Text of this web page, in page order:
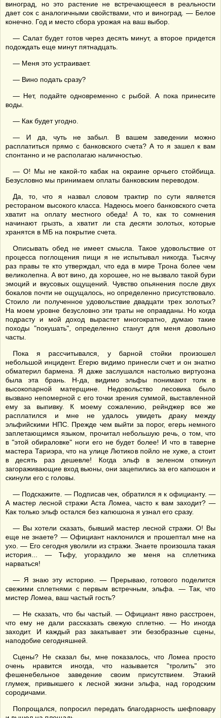
виноград, но это растение не встречающееся в реальности
дает сок с аналогичными свойствами, что и виноград. — Белое
конечно. Год и место сбора урожая на ваш выбор.
— Салат будет готов через десять минут, а второе придется
подождать еще минут пятнадцать.
— Меня это устраивает.
— Вино подать сразу?
— Нет, подайте одновременно с рыбой. А пока принесите
воды.
— Как будет угодно.
— И да, чуть не забыл. В вашем заведении можно
расплатиться прямо с банковского счета? А то я зашел к вам
спонтанно и не располагаю наличностью.
— О! Мы не какой-то кабак на окраине орчьего стойбища.
Безусловно мы принимаем оплаты банковским переводом.
Да, то, что я назвал словом трактир по сути является
рестораном высокого класса. Надеюсь моего банковского счета
хватит на оплату местного обеда! А то, как то сомнения
начинают грызть, а хватит ли ста десяти золотых, которые
хранятся в МБ на покрытие счета.
Описывать обед не имеет смысла. Такое удовольствие от
процесса поглощения пищи я не испытывал никогда. Тысячу
раз правы те кто утверждал, что еда в мире Трона более чем
великолепна. А вот вино, да хорошее, но не вызвало такой бури
эмоций и вкусовых ощущений. Чувство опьянения после двух
бокалов почти не ощущалось, но определенно присутствовало.
Стоило ли полученное удовольствие двадцати трех золотых?
На моем уровне безусловно эти траты не оправданы. Но когда
подрасту и мой доход вырастет многократно, думаю такие
походы "покушать", определенно станут для меня довольно
часты.
Пока я рассчитывался, у барной стойки произошел
небольшой инцидент. Егерю видимо принесли счет и он знатно
обматерил бармена. Я даже заслушался настолько виртуозна
была эта брань. Н-да, видимо эльфы понимают толк в
высокопарной матерщине. Недовольство лесовика было
вызвано непомерной с его точки зрения суммой, выставленной
ему за выпивку. К моему сожалению, рейнджер все же
расплатился и мне не удалось увидеть драку между
эльфийскими НПС. Прежде чем выйти за порог, егерь немного
заплетающимся языком, прочитал небольшую речь, о том, что
в "этой обираловке" ноги его не будет более! И что в таверне
мастера Тариэра, что на улице Лютиков пойло не хуже, а стоит
в десять раз дешевле! Когда эльф в зеленом откинул
загораживающие вход вьюны, они зацепились за его капюшон и
скинули его с головы.
— Подскажите. — Подписав чек, обратился я к официанту. —
А мастер лесной стражи Аста Ломеа, часто к вам заходит? —
Как только эльф остался без капюшона я узнал его сразу.
— Вы хотели сказать, бывший мастер лесной стражи. О! Вы
еще не знаете? — Официант наклонился и прошептал мне на
ухо. — Его сегодня уволили из стражи. Знаете произошла такая
история... — Тьфу, угораздило же меня на сплетника
нарваться!
— Я знаю эту историю. — Прерываю, готового поделится
свежими сплетнями с первым встречным, эльфа. — Так, что
мистер Ломеа, ваш частый гость?
— Не сказать, что бы частый. — Официант явно расстроен,
что ему не дали рассказать свежую сплетню. — Но иногда
заходит. И каждый раз закатывает эти безобразные сцены,
наподобие сегодняшней.
Сцены? Не сказал бы, мне показалось, что Ломеа просто
очень нравится иногда, что называется "тролить" это
фешенебельное заведение своим присутствием. Этакий
глумеж, привыкшего к лесной жизни эльфа, над городским
сородичами.
Попрощался, попросил передать благодарность шефповару